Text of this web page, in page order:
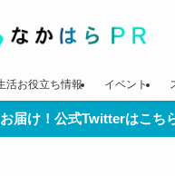
活お役立ち情報 イベント
届け！公式Twitterはこち